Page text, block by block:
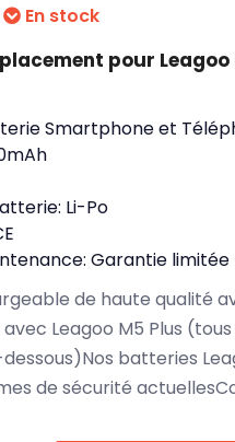
En stock
pour Leagoo
Smartphone et
Li-Po
Garantie limitée
de haute qualité
Leagoo M5 Plus
batteries
de sécurité